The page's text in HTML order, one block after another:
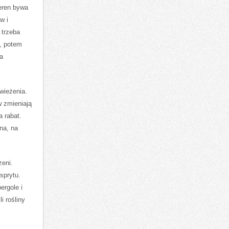
bywa
i
potem
zmieniają
rabat.
na
i
rośliny